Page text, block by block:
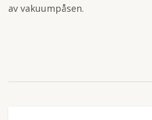
av vakuumpåsen.